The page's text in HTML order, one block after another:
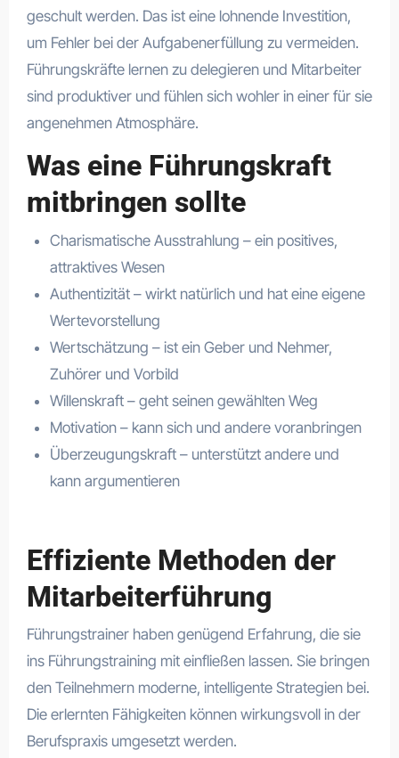
geschult werden. Das ist eine lohnende Investition,
um Fehler bei der Aufgabenerfüllung zu vermeiden.
Führungskräfte lernen zu delegieren und Mitarbeiter
sind produktiver und fühlen sich wohler in einer für sie
angenehmen Atmosphäre.
Was eine Führungskraft
mitbringen sollte
Charismatische Ausstrahlung – ein positives,
attraktives Wesen
Authentizität – wirkt natürlich und hat eine eigene
Wertevorstellung
Wertschätzung – ist ein Geber und Nehmer,
Zuhörer und Vorbild
Willenskraft – geht seinen gewählten Weg
Motivation – kann sich und andere voranbringen
Überzeugungskraft – unterstützt andere und
kann argumentieren
Effiziente Methoden der
Mitarbeiterführung
Führungstrainer haben genügend Erfahrung, die sie
ins Führungstraining mit einfließen lassen. Sie bringen
den Teilnehmern moderne, intelligente Strategien bei.
Die erlernten Fähigkeiten können wirkungsvoll in der
Berufspraxis umgesetzt werden.